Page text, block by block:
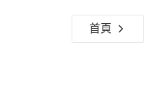
首頁